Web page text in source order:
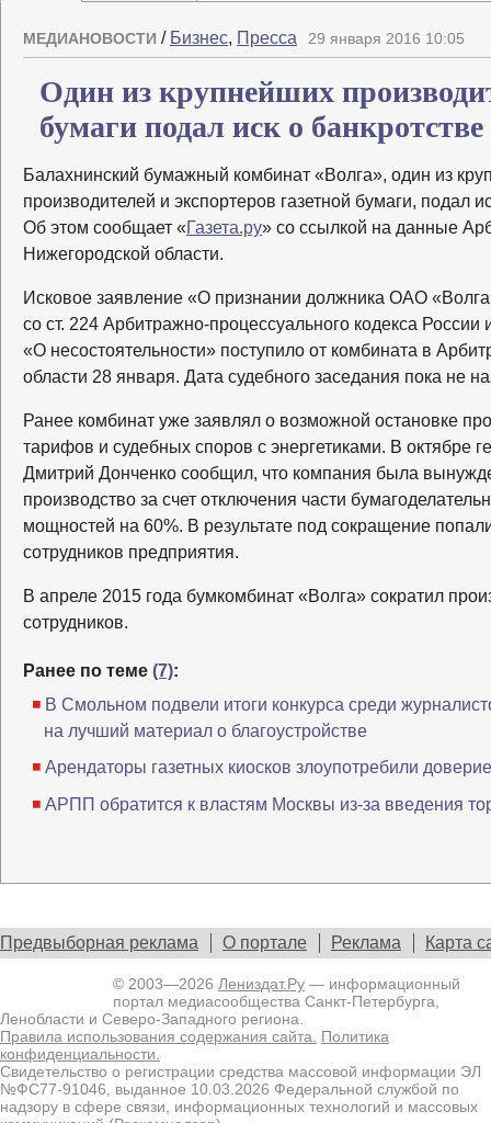
МЕДИАНОВОСТИ / Бизнес, Пресса 29 января 2016 10:05
Один из крупнейших
бумаги подал иск о банкротстве
Балахнинский бумажный комбинат «Волга», один из
производителей и экспортеров газетной бумаги, подал
Об этом сообщает «Газета.ру» со ссылкой на данные
Нижегородской области.
Исковое заявление «О признании должника ОАО
со ст. 224 Арбитражно-процессуального кодекса
«О несостоятельности» поступило от комбината в
области 28 января. Дата судебного заседания пока не
Ранее комбинат уже заявлял о возможной остановке
тарифов и судебных споров с энергетиками. В октябре
Дмитрий Донченко сообщил, что компания была
производство за счет отключения части
мощностей на 60%. В результате под сокращение
сотрудников предприятия.
В апреле 2015 года бумкомбинат «Волга» сократил
сотрудников.
Ранее по теме (7):
В Смольном подвели итоги конкурса среди
на лучший материал о благоустройстве
Арендаторы газетных киосков злоупотребили
АРПП обратится к властям Москвы из-за введения
Предвыборная реклама О портале Реклама Карта
© 2003—2026 Лениздат.Ру — информационный
портал медиасообщества Санкт-Петербурга,
Ленобласти и Северо-Западного региона.
Правила использования содержания сайта.
Политика
конфиденциальности.
Свидетельство о регистрации средства массовой информации ЭЛ
№ФС77-91046, выданное 10.03.2026 Федеральной службой по
надзору в сфере связи, информационных технологий и массовых